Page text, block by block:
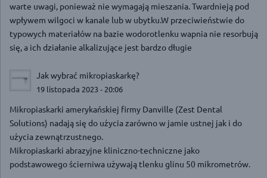
warte uwagi, ponieważ nie wymagają mieszania. Twardnieją pod
wpływem wilgoci w kanale lub w ubytku.W przeciwieństwie do
typowych materiałów na bazie wodorotlenku wapnia nie resorbują
się, a ich działanie alkalizujące jest bardzo długie
Jak wybrać mikropiaskarkę?
19 listopada 2023 - 20:06
Mikropiaskarki amerykańskiej firmy Danville (Zest Dental
Solutions) nadają się do użycia zarówno w jamie ustnej jak i do
użycia zewnątrzustnego.
Mikropiaskarki abrazyjne kliniczno-techniczne jako
podstawowego ścierniwa używają tlenku glinu 50 mikrometrów.